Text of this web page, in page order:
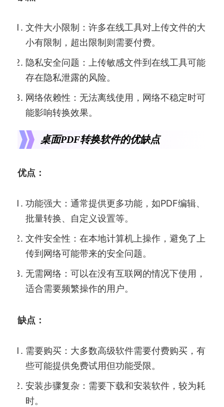
文件大小限制：许多在线工具对上传文件的大
小有限制，超出限制则需要付费。
隐私安全问题：上传敏感文件到在线工具可能
存在隐私泄露的风险。
网络依赖性：无法离线使用，网络不稳定时可
能影响转换效果。
桌面PDF转换软件的优缺点
优点：
功能强大：通常提供更多功能，如PDF编辑、
批量转换、自定义设置等。
文件安全性：在本地计算机上操作，避免了上
传到网络可能带来的安全问题。
无需网络：可以在没有互联网的情况下使用，
适合需要频繁操作的用户。
缺点：
需要购买：大多数高级软件需要付费购买，有
些可能提供免费试用但功能受限。
安装步骤复杂：需要下载和安装软件，较为耗
时。